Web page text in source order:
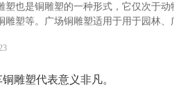
塑也是铜雕塑的一种形式，它仅次于动
雕塑等。广场铜雕塑适用于用于园林、
雕塑代表意义非凡。